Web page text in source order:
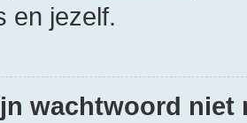
en jezelf.
wachtwoord niet